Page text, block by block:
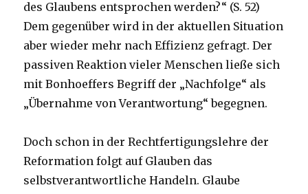
des Glaubens entsprochen werden?“ (S. 52)
Dem gegenüber wird in der aktuellen Situation
aber wieder mehr nach Effizienz gefragt. Der
passiven Reaktion vieler Menschen ließe sich
mit Bonhoeffers Begriff der „Nachfolge“ als
„Übernahme von Verantwortung“ begegnen.
Doch schon in der Rechtfertigungslehre der
Reformation folgt auf Glauben das
selbstverantwortliche Handeln. Glaube